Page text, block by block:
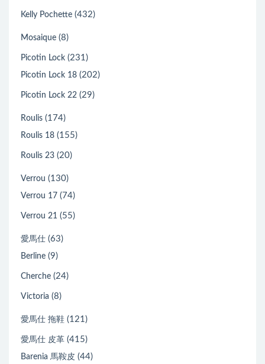
Kelly Pochette (432)
Mosaique (8)
Picotin Lock (231)
Picotin Lock 18 (202)
Picotin Lock 22 (29)
Roulis (174)
Roulis 18 (155)
Roulis 23 (20)
Verrou (130)
Verrou 17 (74)
Verrou 21 (55)
愛馬仕 (63)
Berline (9)
Cherche (24)
Victoria (8)
愛馬仕 拖鞋 (121)
愛馬仕 皮革 (415)
Barenia 馬鞍皮 (44)